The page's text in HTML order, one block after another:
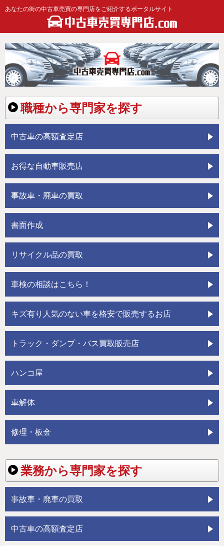
あなたの街の中古車売買の専門店をご紹介するポータルサイト
職種から専門家を探す
中古車の高額査定店
お得な自動車販売店
事故車・廃車の買取
書面作成
リサイクル品の買取
車検の相談はこちら！
キズ有り人気のない車を格安で販売するお店
トラック・ダンプ・バス買取販売店
ハンコ屋
車解体
修理・板金
業務から専門家を探す
事故車・廃車の買取
中古車の高額査定店